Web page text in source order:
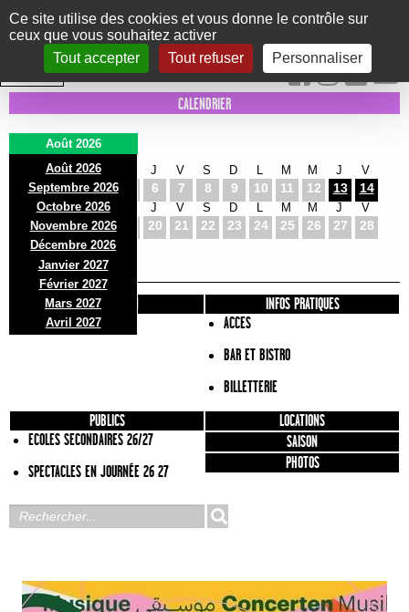
Panneau de gestion des cookies
Ce site utilise des cookies et vous donne le contrôle sur
ceux que vous souhaitez activer
Tout accepter
Tout refuser Personnaliser
Le Marni
CONCERTS DANSE/CIRQUE THÉÂTRE KIDS EXPOS EVENTS
INTRA MUROS
CALENDRIER
Août 2026
Août 2026
Septembre 2026
Octobre 2026
Novembre 2026
Décembre 2026
Janvier 2027
Février 2027
Mars 2027
Avril 2027
D
2
L
3
M
4
J
6
V
7
S
8
D
9 10
M
11
M
12
J
13
V
14
D
16
L
17
M
18
J
20
V
21
S
22
D
23 24
M
25
M
26
J
27
V
28
D
30
L
31
PRÉSENTATION
INFOS PRATIQUES
ACCES
BAR ET BISTRO
BILLETTERIE
PUBLICS
ECOLES SECONDAIRES 26/27
SPECTACLES EN JOURNÉE 26 27
LOCATIONS
SAISON
PHOTOS